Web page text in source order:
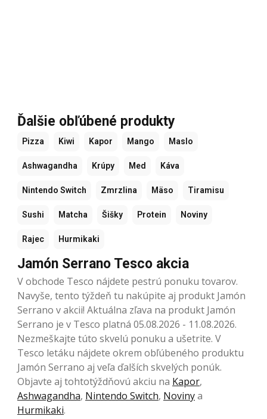
Ďalšie obľúbené produkty
Pizza Kiwi Kapor Mango Maslo
Ashwagandha Krúpy Med Káva
Nintendo Switch Zmrzlina Mäso Tiramisu
Sushi Matcha Šišky Protein Noviny
Rajec Hurmikaki
Jamón Serrano Tesco akcia
V obchode Tesco nájdete pestrú ponuku tovarov.
Navyše, tento týždeň tu nakúpite aj produkt Jamón
Serrano v akcii! Aktuálna zľava na produkt Jamón
Serrano je v Tesco platná 05.08.2026 - 11.08.2026.
Nezmeškajte túto skvelú ponuku a ušetrite. V
Tesco letáku nájdete okrem obľúbeného produktu
Jamón Serrano aj veľa ďalších skvelých ponúk.
Objavte aj tohtotýždňovú akciu na Kapor,
Ashwagandha, Nintendo Switch, Novinya
Hurmikaki.